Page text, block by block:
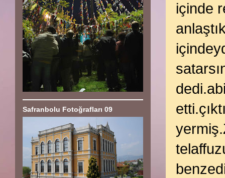
içinde
Safranbolu Fotoğrafları 09